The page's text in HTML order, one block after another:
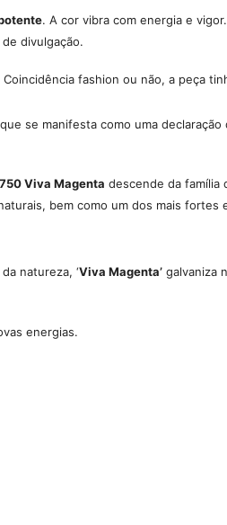
. A cor vibra com energia e
divulgação.
fashion ou não, a peça
se manifesta como uma
Viva Magenta descende da família
bem como um dos mais fortes
natureza, ‘Viva Magenta’ galvaniza
energias.